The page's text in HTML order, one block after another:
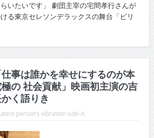
いたいです」 劇団主宰の宅間孝行さんが
る東京セレソンデラックスの舞台「ピリ
事は誰かを幸せにするのが本
の 社会貢献」映画初主演の吉
く語りき
person’s vibration side-A